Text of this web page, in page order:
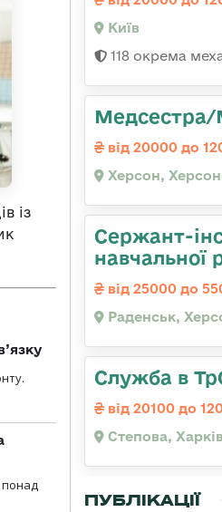
із
понад
Київ
118 окрема
від 20000 до
Херсон,
Сержант-
навчальної
від 25000 до
Раденськ,
Служба в
від 20100 до
Степова,
ПУБЛІКАЦІЇ